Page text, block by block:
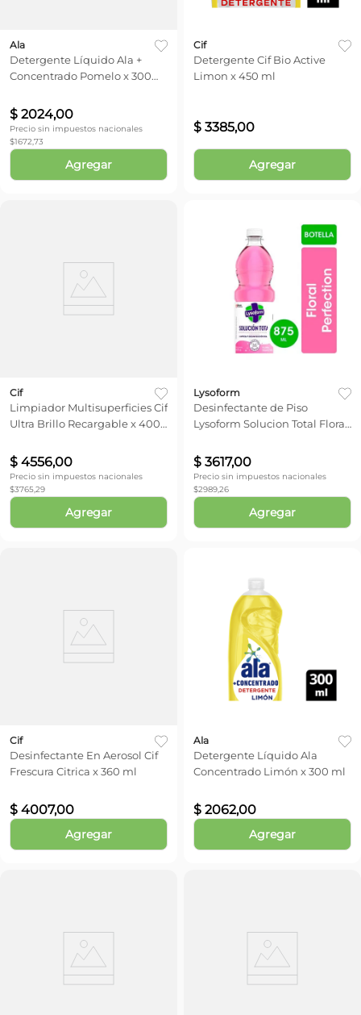
Ala
Detergente Líquido Ala +
Concentrado Pomelo x 300
$ 2024,00
Precio sin impuestos nacionales
$1672,73
Agregar
Cif
Detergente Cif Bio Active
Limon x 450 ml
$ 3385,00
Agregar
Cif
Limpiador Multisuperficies Cif
Ultra Brillo Recargable x 400
$ 4556,00
Precio sin impuestos nacionales
$3765,29
Agregar
Lysoform
Desinfectante de Piso
Lysoform Solucion Total Floral
$ 3617,00
Precio sin impuestos nacionales
$2989,26
Agregar
Cif
Desinfectante En Aerosol Cif
Frescura Citrica x 360 ml
$ 4007,00
Agregar
Ala
Detergente Líquido Ala
Concentrado Limón x 300 ml
$ 2062,00
Agregar